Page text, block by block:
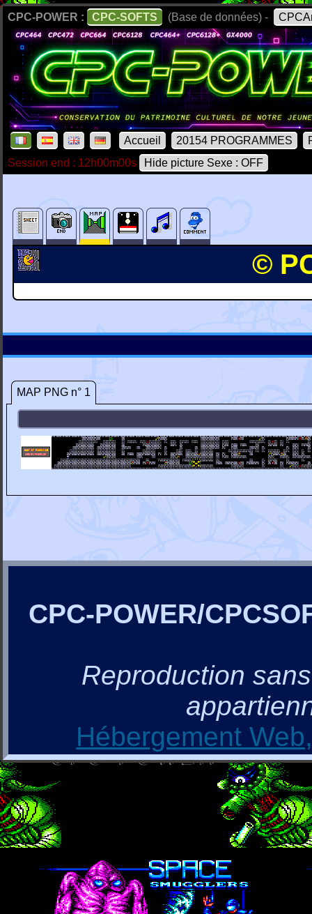
CPC-POWER : CPC-SOFTS (Base de données) -
Accueil 20154 PROGRAMMES
Session end : 12h00m00s
Hide picture Sexe : OFF
©
MAP PNG n° 1
CPC-POWER/
Reproduction
Hébergement